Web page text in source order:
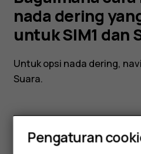
SIM1
dan
nada dering
untuk SIM1 dan
Untuk opsi nada dering,
Suara.
Pengaturan